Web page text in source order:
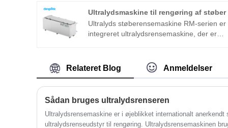
teknologi og udstyret med LCD-display,
timer, varmelegeme og så videre, nem at
betjene og ikke nødvendigt at debugge.
Ultralydsmaskine til rengøring af støber
Ultralyds støberensemaskine RM-serien er
integreret ultralydsrensemaskine, der er
vedtager avanceret T-teknologiplatform,
som har høj rengøringseffektivitet, enkle
operationer og intet behov for fejlfinding på
bruges meget i metalprodukter, bildele,
elektronikrengøring osv.
Relateret Blog Anmeldelser
Sådan bruges ultralydsrenseren
Ultralydsrensemaskine er i øjeblikket internationalt anerkendt
ultralydsrenseudstyr til rengøring. Ultralydsrensemaskinen